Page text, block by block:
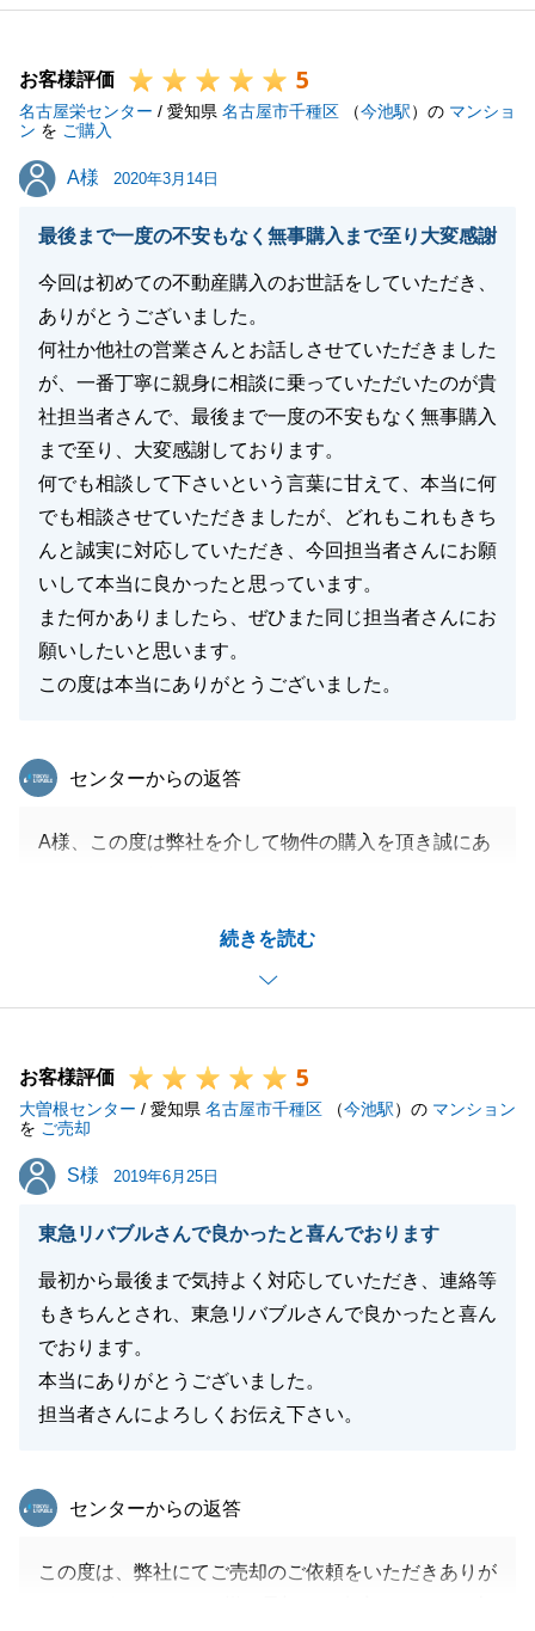
お暮しいただく中で、お困りごと等がございましたら
また、不動産を売買される機会がございましたら、是
非ご用命ください。
今後とも宜しくお願い致します。
閉じる
お客様評価 5
名古屋栄センター / 愛知県 名古屋市千種区 （今池駅）の マンショ
ン を ご購入
A様
A様 2020年3月14日
最後まで一度の不安もなく無事購入まで至り大変感謝
今回は初めての不動産購入のお世話をしていただき、
ありがとうございました。
何社か他社の営業さんとお話しさせていただきました
が、一番丁寧に親身に相談に乗っていただいたのが貴
社担当者さんで、最後まで一度の不安もなく無事購入
まで至り、大変感謝しております。
何でも相談して下さいという言葉に甘えて、本当に何
でも相談させていただきましたが、どれもこれもきち
んと誠実に対応していただき、今回担当者さんにお願
いして本当に良かったと思っています。
また何かありましたら、ぜひまた同じ担当者さんにお
願いしたいと思います。
この度は本当にありがとうございました。
続きを読む
東急リバブル
センターからの返答
A様、この度は弊社を介して物件の購入を頂き誠にあ
イムリーに売買に必要なお手続きを取って頂けたから
金融機関への対応、司法書士の先生との連絡等、いつ
した。
また何かご不明な点があった際は、ご連絡を頂ければ
直ぐに対応させて頂きます。
今後とも、不動産に関するお悩みがございましたら、
弊社をご愛顧のほど宜しくお願いいたします。
お客様評価 5
大曽根センター / 愛知県 名古屋市千種区 （今池駅）の マンション
を ご売却
S様
S様 2019年6月25日
東急リバブルさんで良かったと喜んでおります
最初から最後まで気持よく対応していただき、連絡等
もきちんとされ、東急リバブルさんで良かったと喜ん
でおります。
本当にありがとうございました。
担当者さんによろしくお伝え下さい。
東急リバブル
センターからの返答
この度は、弊社にてご売却のご依頼をいただきありが